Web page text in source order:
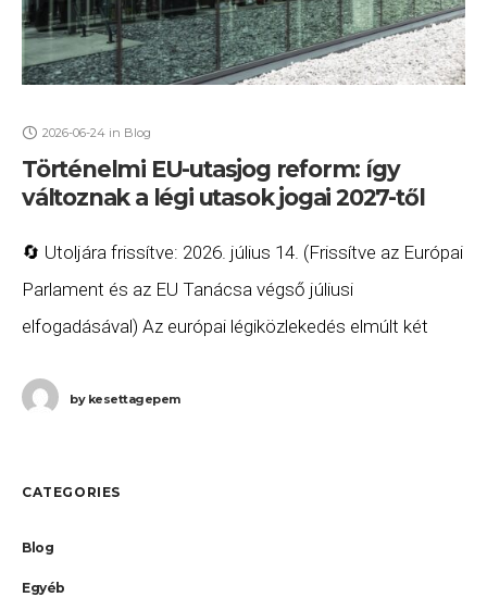
2026-06-24 in Blog
Történelmi EU-utasjog reform: így
változnak a légi utasok jogai 2027-től
🔄 Utoljára frissítve: 2026. július 14. (Frissítve az Európai
Parlament és az EU Tanácsa végső júliusi
elfogadásával) Az európai légiközlekedés elmúlt két
zárult le. Az EU
bykesettagepem
CATEGORIES
Blog
Egyéb